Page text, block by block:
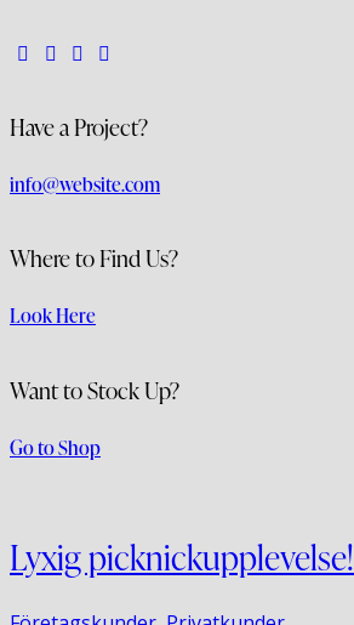
Have a Project?
info@website.com
Where to Find Us?
Look Here
Want to Stock Up?
Go to Shop
Lyxig picknickupplevelse!